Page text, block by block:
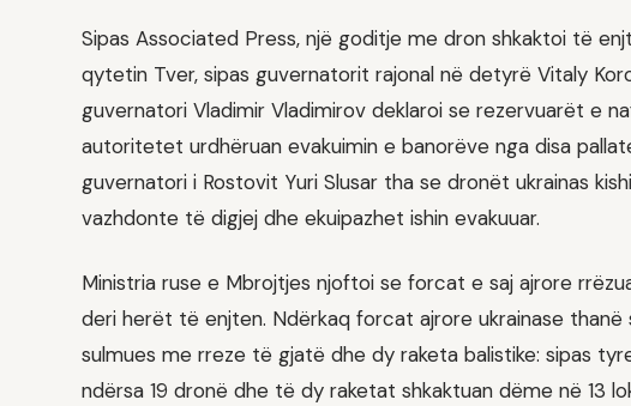
Sipas Associated Press, një goditje me dron shkaktoi të
qytetin Tver, sipas guvernatorit rajonal në detyrë Vitaly
guvernatori Vladimir Vladimirov deklaroi se rezervuarët e
autoritetet urdhëruan evakuimin e banorëve nga disa
guvernatori i Rostovit Yuri Slusar tha se dronët ukrainas
vazhdonte të digjej dhe ekuipazhet ishin evakuuar.
Ministria ruse e Mbrojtjes njoftoi se forcat e saj ajrore
deri herët të enjten. Ndërkaq forcat ajrore ukrainase
sulmues me rreze të gjatë dhe dy raketa balistike: sipas
ndërsa 19 dronë dhe të dy raketat shkaktuan dëme në 13